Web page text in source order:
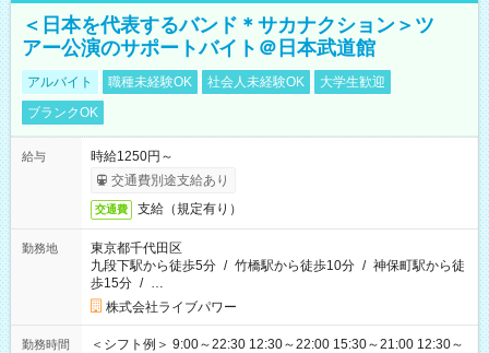
＜日本を代表するバンド＊サカナクション＞ツ
アー公演のサポートバイト＠日本武道館
アルバイト 職種未経験OK 社会人未経験OK
大学生歓迎
ブランクOK
給与
時給1250円～
交通費別途支給あり
交通費 支給（規定有り）
勤務地
東京都千代田区
九段下駅から徒歩5分 / 竹橋駅から徒歩10分 / 神保町駅から徒
歩15分 / …
株式会社ライブパワー
勤務時間
＜シフト例＞ 9:00～22:30 12:30～22:00 15:30～21:00 12:30～